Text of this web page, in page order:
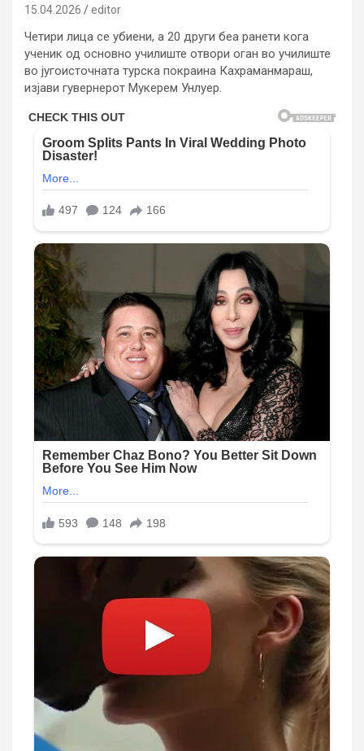
15.04.2026 editor
Четири лица се убиени, а 20 други беа ранети кога
ученик од основно училиште отвори оган во училиште
во југоисточната турска покраина Кахраманмараш,
изјави гувернерот Мукерем Унлуер.